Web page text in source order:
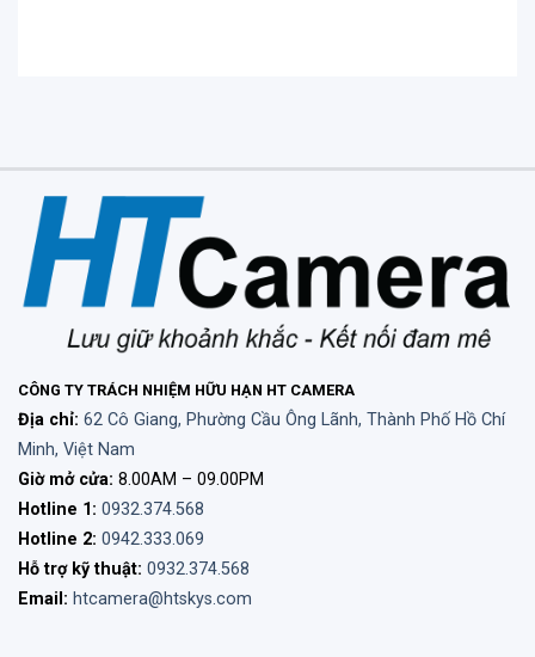
CÔNG TY TRÁCH NHIỆM HỮU HẠN HT CAMERA
Địa chỉ: 62 Cô Giang, Phường Cầu Ông Lãnh, Thành Phố Hồ Chí
Minh, Việt Nam
Giờ mở cửa: 8.00AM – 09.00PM
Hotline 1: 0932.374.568
Hotline 2: 0942.333.069
Hỗ trợ kỹ thuật: 0932.374.568
Email: htcamera@htskys.com